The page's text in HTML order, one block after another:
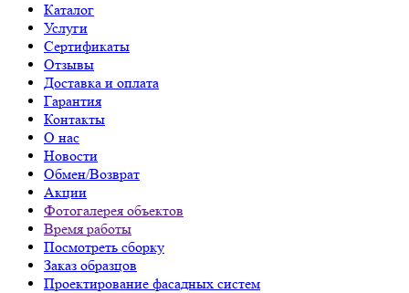
Каталог
Услуги
Сертификаты
Отзывы
Доставка и оплата
Гарантия
Контакты
О нас
Новости
Обмен/Возврат
Акции
Фотогалерея объектов
Время работы
Посмотреть сборку
Заказ образцов
Проектирование фасадных систем